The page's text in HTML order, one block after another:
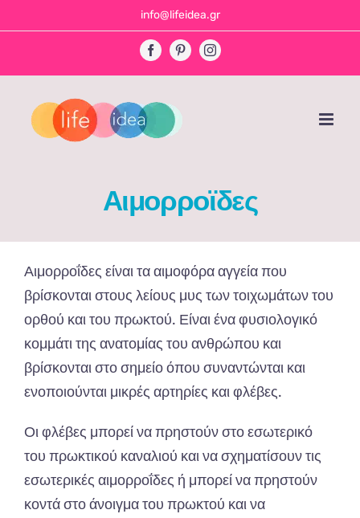
to
info@lifeidea.gr
FacebookPinterestInstagram
Αιμορροϊδες
Αιμορροΐδες είναι τα αιμοφόρα αγγεία που
βρίσκονται στους λείους μυς των τοιχωμάτων του
ορθού και του πρωκτού. Είναι ένα φυσιολογικό
κομμάτι της ανατομίας του ανθρώπου και
βρίσκονται στο σημείο όπου συναντώνται και
ενοποιούνται μικρές αρτηρίες και φλέβες.
Οι φλέβες μπορεί να πρηστούν στο εσωτερικό
του πρωκτικού καναλιού και να σχηματίσουν τις
εσωτερικές αιμορροΐδες ή μπορεί να πρηστούν
κοντά στο άνοιγμα του πρωκτού και να